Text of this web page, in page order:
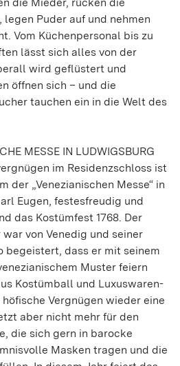
Puder auf und nehmen
Vom Küchenpersonal bis zu
lässt sich alles von der
wird geflüstert und
öffnen sich – und die
tauchen ein in die Welt des
MESSE IN LUDWIGSBURG
im Residenzschloss ist
der „Venezianischen Messe“ in
Eugen, festesfreudig und
das Kostümfest 1768. Der
von Venedig und seiner
begeistert, dass er mit seinem
Muster feiern
Kostümball und Luxuswaren-
Vergnügen wieder eine
aber nicht mehr für den
die sich gern in barocke
Masken tragen und die